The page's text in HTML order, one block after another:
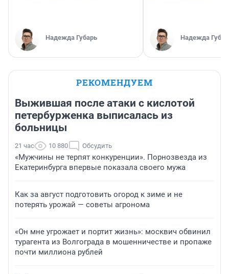
Надежда Губарь Надежда
РЕКОМЕНДУЕМ
Выжившая после атаки с кислотой
петербурженка выписалась из
больницы
21 час 10 880 Обсудить
«Мужчины не терпят конкуренции». Порнозвезда из
Екатеринбурга впервые показала своего мужа
Как за август подготовить огород к зиме и не
потерять урожай — советы агронома
«Он мне угрожает и портит жизнь»: москвич обвинил
турагента из Волгограда в мошенничестве и пропаже
почти миллиона рублей